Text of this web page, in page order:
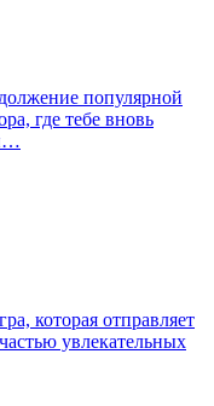
популярной
где тебе вновь
которая отправляет
увлекательных